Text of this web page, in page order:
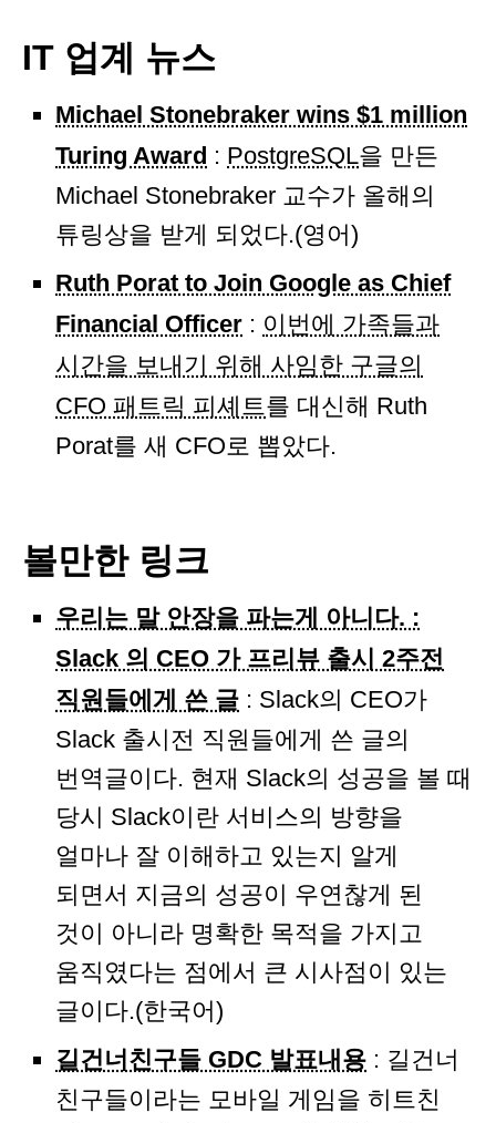
IT 업계 뉴스
Michael Stonebraker wins $1 million
Turing Award : PostgreSQL을 만든
Michael Stonebraker 교수가 올해의
튜링상을 받게 되었다.(영어)
Ruth Porat to Join Google as Chief
Financial Officer : 이번에 가족들과
시간을 보내기 위해 사임한 구글의
CFO 패트릭 피셰트를 대신해 Ruth
Porat를 새 CFO로 뽑았다.
볼만한 링크
우리는 말 안장을 파는게 아니다. :
Slack 의 CEO 가 프리뷰 출시 2주전
직원들에게 쓴 글 : Slack의 CEO가
Slack 출시전 직원들에게 쓴 글의
번역글이다. 현재 Slack의 성공을 볼 때
당시 Slack이란 서비스의 방향을
얼마나 잘 이해하고 있는지 알게
되면서 지금의 성공이 우연찮게 된
것이 아니라 명확한 목적을 가지고
움직였다는 점에서 큰 시사점이 있는
글이다.(한국어)
길건너친구들 GDC 발표내용 : 길건너
친구들이라는 모바일 게임을 히트친